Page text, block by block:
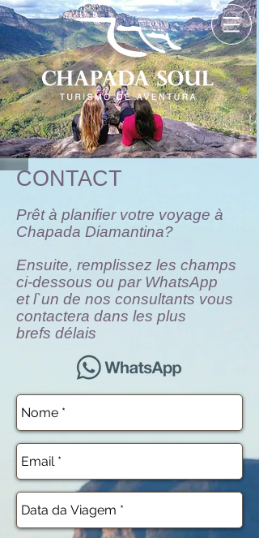
CONTACT
Prêt à planifier votre voyage à
Chapada Diamantina?
Ensuite, remplissez les champs
ci-dessous ou par WhatsApp
et l`un de nos consultants vous
contactera dans les plus
brefs délais